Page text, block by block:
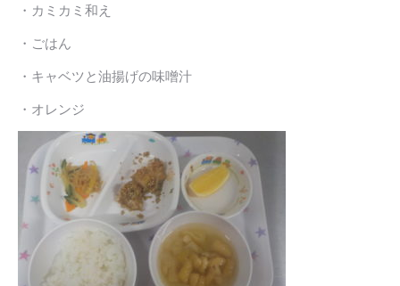
・カミカミ和え
・ごはん
・キャベツと油揚げの味噌汁
・オレンジ